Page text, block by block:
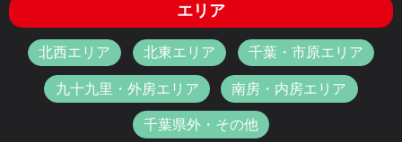
エリア
北西エリア 北東エリア 千葉・市原エリア
九十九里・外房エリア 南房・内房エリア
千葉県外・その他